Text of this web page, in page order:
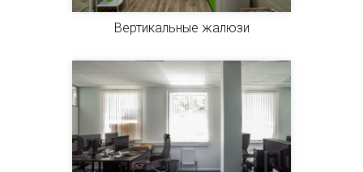
Вертикальные жалюзи